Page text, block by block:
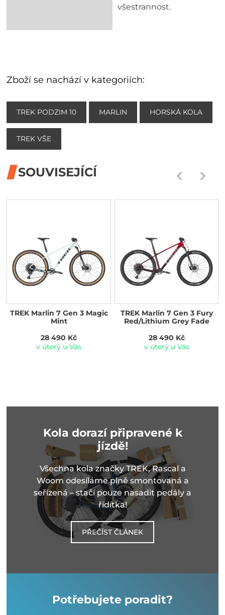
všestrannost.
Zboží se nachází v kategoriích:
TREK PODZIM 10 MARLIN HORSKÁ KOLA
TREK VŠE
SOUVISEJÍCÍ
TREK Marlin 7 Gen 3 Magic
Mint
28 490 Kč
v úterý u Vás
TREK Marlin 7 Gen 3 Fury
Red/Lithium Grey Fade
28 490 Kč
v úterý u Vás
Kola dorazí připravené k
jízdě!
Všechna kola značky TREK, Rascal a
Woom odesíláme plně smontovaná a
seřízená – stačí pouze nasadit pedály a
řídítka!
PŘEČÍST ČLÁNEK
Potřebujete poradit?